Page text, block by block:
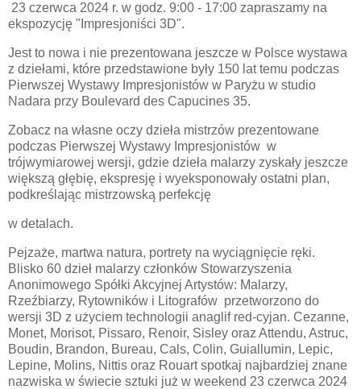
23 czerwca 2024 r. w godz. 9:00 - 17:00 zapraszamy na
ekspozycję "Impresjoniści 3D".
Jest to nowa i nie prezentowana jeszcze w Polsce wystawa
z dziełami, które przedstawione były 150 lat temu podczas
Pierwszej Wystawy Impresjonistów w Paryżu w studio
Nadara przy Boulevard des Capucines 35.
Zobacz na własne oczy dzieła mistrzów prezentowane
podczas Pierwszej Wystawy Impresjonistów w
trójwymiarowej wersji, gdzie dzieła malarzy zyskały jeszcze
większą głębię, ekspresję i wyeksponowały ostatni plan,
podkreślając mistrzowską perfekcję
w detalach.
Pejzaże, martwa natura, portrety na wyciągnięcie ręki.
Blisko 60 dzieł malarzy członków Stowarzyszenia
Anonimowego Spółki Akcyjnej Artystów: Malarzy,
Rzeźbiarzy, Rytowników i Litografów przetworzono do
wersji 3D z użyciem technologii anaglif red-cyjan. Cezanne,
Monet, Morisot, Pissaro, Renoir, Sisley oraz Attendu, Astruc,
Boudin, Brandon, Bureau, Cals, Colin, Guiallumin, Lepic,
Lepine, Molins, Nittis oraz Rouart spotkaj najbardziej znane
nazwiska w świecie sztuki już w weekend 23 czerwca 2024